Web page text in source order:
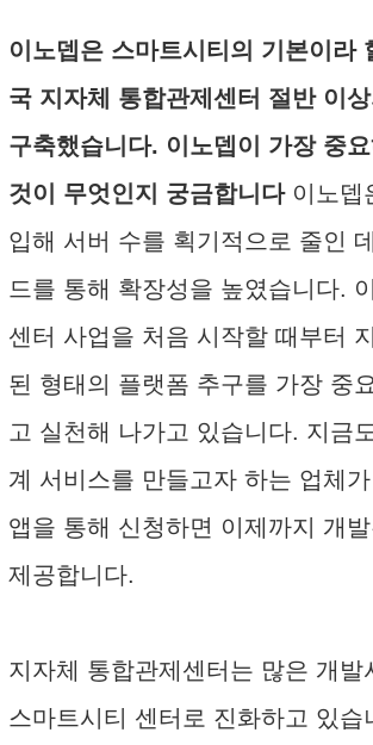
이노뎁은 스마트시티의 기본이라
국 지자체 통합관제센터 절반 이
구축했습니다. 이노뎁이 가장 중
것이 무엇인지 궁금합니다이노뎁
입해 서버 수를 획기적으로 줄인
드를 통해 확장성을 높였습니다.
센터 사업을 처음 시작할 때부터
된 형태의 플랫폼 추구를 가장 중
고 실천해 나가고 있습니다. 지금
계 서비스를 만들고자 하는 업체
앱을 통해 신청하면 이제까지 개
제공합니다.
지자체 통합관제센터는 많은 개발
스마트시티 센터로 진화하고 있습